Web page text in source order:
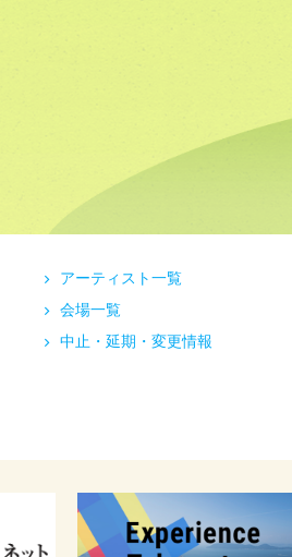
アーティスト一覧
会場一覧
中止・延期・変更情報